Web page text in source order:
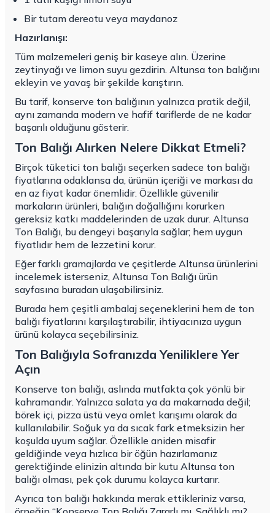
Bir tutam dereotu veya maydanoz
Hazırlanışı:
Tüm malzemeleri geniş bir kaseye alın. Üzerine
zeytinyağı ve limon suyu gezdirin. Altunsa ton balığını
ekleyin ve yavaş bir şekilde karıştırın.
Bu tarif, konserve ton balığının yalnızca pratik değil,
aynı zamanda modern ve hafif tariflerde de ne kadar
başarılı olduğunu gösterir.
Ton Balığı Alırken Nelere Dikkat Etmeli?
Birçok tüketici ton balığı seçerken sadece ton balığı
fiyatlarına odaklansa da, ürünün içeriği ve markası da
en az fiyat kadar önemlidir. Özellikle güvenilir
markaların ürünleri, balığın doğallığını korurken
gereksiz katkı maddelerinden de uzak durur. Altunsa
Ton Balığı, bu dengeyi başarıyla sağlar; hem uygun
fiyatlıdır hem de lezzetini korur.
Eğer farklı gramajlarda ve çeşitlerde Altunsa ürünlerini
incelemek isterseniz, Altunsa Ton Balığı ürün
sayfasına buradan ulaşabilirsiniz.
Burada hem çeşitli ambalaj seçeneklerini hem de ton
balığı fiyatlarını karşılaştırabilir, ihtiyacınıza uygun
ürünü kolayca seçebilirsiniz.
Ton Balığıyla Sofranızda Yeniliklere Yer
Açın
Konserve ton balığı, aslında mutfakta çok yönlü bir
kahramandır. Yalnızca salata ya da makarnada değil;
börek içi, pizza üstü veya omlet karışımı olarak da
kullanılabilir. Soğuk ya da sıcak fark etmeksizin her
koşulda uyum sağlar. Özellikle aniden misafir
geldiğinde veya hızlıca bir öğün hazırlamanız
gerektiğinde elinizin altında bir kutu Altunsa ton
balığı olması, pek çok durumu kolayca kurtarır.
Ayrıca ton balığı hakkında merak ettikleriniz varsa,